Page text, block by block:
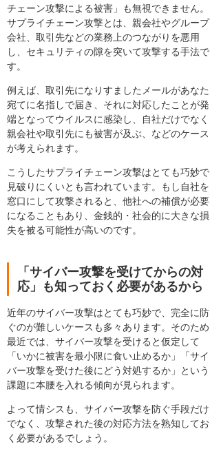
チェーン攻撃による被害」も無視できません。
サプライチェーン攻撃とは、親会社やグループ
会社、取引先などの業務上のつながりを悪用
し、セキュリティの隙を突いて攻撃する手法で
す。
例えば、取引先になりすましたメールがあなた
宛てに名指しで届き、それに対応したことが発
端となってウイルスに感染し、自社だけでなく
親会社や取引先にも被害が及ぶ、などのケース
が考えられます。
こうしたサプライチェーン攻撃はとても巧妙で
見破りにくいとも言われています。もし自社を
窓口にして攻撃されると、他社への補償が必要
になることもあり、金銭的・社会的に大きな損
失を被る可能性が高いのです。
「サイバー攻撃を受けてからの対
応」も知っておく必要があるから
近年のサイバー攻撃はとても巧妙で、完全に防
ぐのが難しいケースも多々あります。そのため
最近では、サイバー攻撃を受けると仮定して
「いかに被害を最小限に食い止めるか」「サイ
バー攻撃を受けた後にどう対処するか」という
課題に本腰を入れる傾向が見られます。
よって情シスも、サイバー攻撃を防ぐ手段だけ
でなく、攻撃された後の対応方法を熟知してお
く必要があるでしょう。